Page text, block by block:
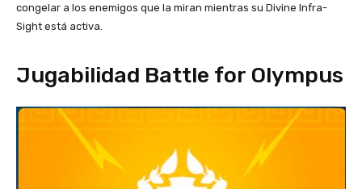
congelar a los enemigos que la miran mientras su Divine Infra-
Sight está activa.
Jugabilidad Battle for Olympus